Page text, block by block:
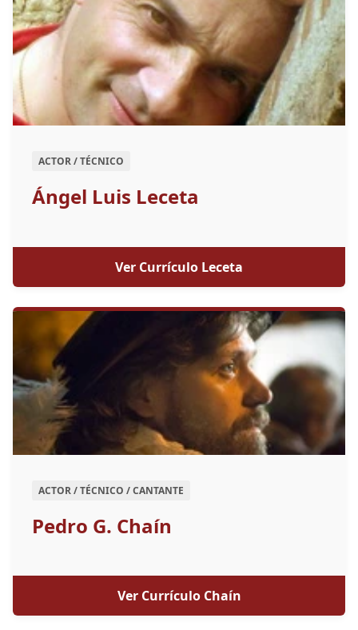
ACTOR / TÉCNICO
Ángel Luis Leceta
Ver Currículo Leceta
ACTOR / TÉCNICO / CANTANTE
Pedro G. Chaín
Ver Currículo Chaín